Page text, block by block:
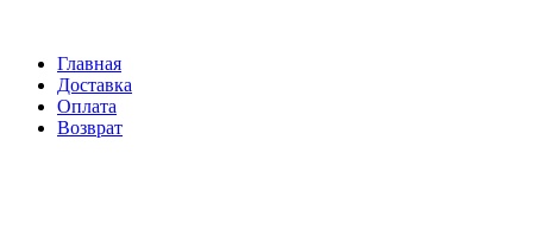
Главная
Доставка
Оплата
Возврат